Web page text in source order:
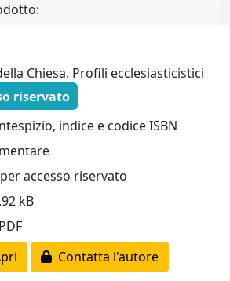
Chiesa. Profili ecclesiasticistici
riservato
indice e codice ISBN
accesso riservato
kB
Contatta l'autore